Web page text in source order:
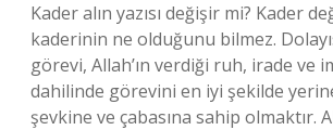
Kader alın yazısı değişir mi? Kader
kaderinin ne olduğunu bilmez.
görevi, Allah’ın verdiği ruh, irade ve
dahilinde görevini en iyi şekilde
şevkine ve çabasına sahip olmaktır.